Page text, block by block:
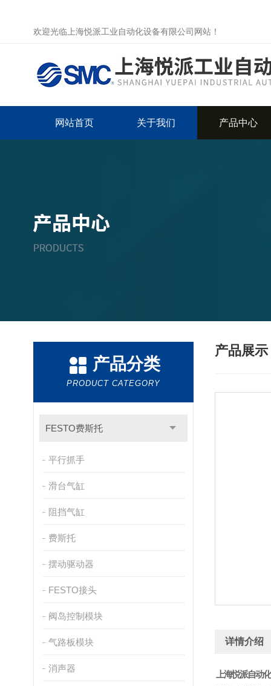
欢迎光临上海悦派工业自动化设备有限公司网站！
网站首页 关于我们 产品中心
产品分类
PRODUCT CATEGORY
FESTO费斯托
平行抓手
滑台气缸
阻挡气缸
费斯托
摆动驱动器
FESTO接头
阀岛控制模块
气路板模块
消声器
产品展示
详情介绍
上海悦派自动